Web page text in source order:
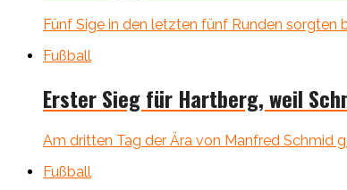
Fünf Sige in den letzten fünf Runden sorgten
Fußball
Erster Sieg für Hartberg, weil
Am dritten Tag der Ära von Manfred Schmid
Fußball